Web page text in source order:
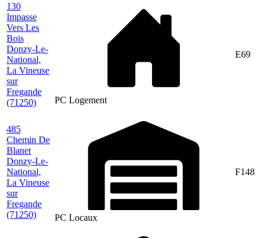
130
Impasse
Vers Les
Bois
Donzy-Le-
National,
La Vineuse
sur
Fregande
(71250)
PC Logement
E69
485
Chemin De
Blanet
Donzy-Le-
National,
La Vineuse
sur
Fregande
(71250)
PC Locaux
F148